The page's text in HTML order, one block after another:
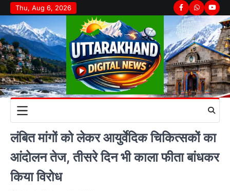
Skip
to
content
Thu, Aug 6, 2026 Facebook
Whatsapp
लंबित मांगों को लेकर आयुर्वेदिक चिकित्सकों का
आंदोलन तेज, तीसरे दिन भी काला फीता बांधकर
किया विरोध